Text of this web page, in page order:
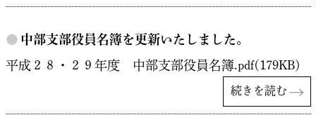
● 中部支部役員名簿を更新いたしました。
平成２８・２９年度 中部支部役員名簿.pdf(179KB)
続きを読む